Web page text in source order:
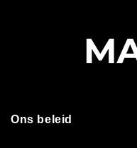
Ons beleid